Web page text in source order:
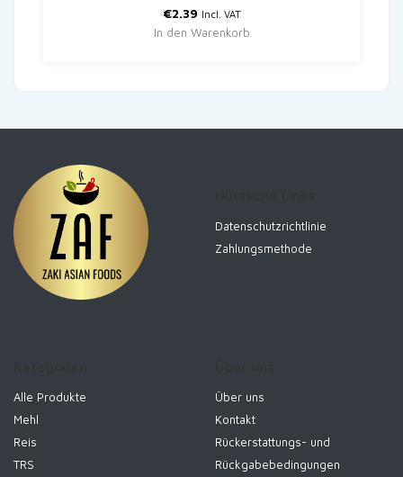
€2.39 Incl. VAT
In den Warenkorb
Datenschutzrichtlinie
Zahlungsmethode
Alle Produkte
Mehl
Reis
TRS
Über uns
Kontakt
Rückerstattungs- und
Rückgabebedingungen